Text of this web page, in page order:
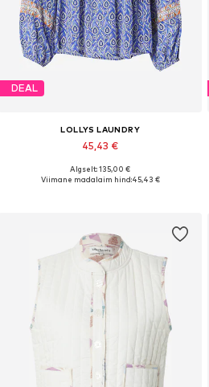
DEAL
LOLLYS LAUNDRY
45,43 €
Saadaolevad suurused: XS, S, M, L
Algselt: 135,00 €
Viimane madalaim hind:45,43 €